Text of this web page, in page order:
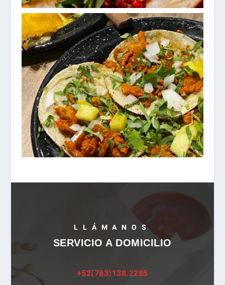
LLÁMANOS
SERVICIO A DOMICILIO
+52(783)138.2285